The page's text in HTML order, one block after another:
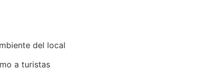
del local
a turistas